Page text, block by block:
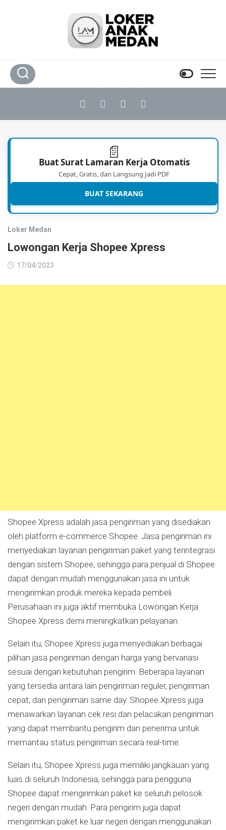
📄
Buat Surat Lamaran Kerja Otomatis
Cepat, Gratis, dan Langsung Jadi PDF
BUAT SEKARANG
Loker Medan
Lowongan Kerja Shopee Xpress
17/04/2023
Shopee Xpress adalah jasa pengiriman yang disediakan
oleh platform e-commerce Shopee. Jasa pengiriman ini
menyediakan layanan pengiriman paket yang terintegrasi
dengan sistem Shopee, sehingga para penjual di Shopee
dapat dengan mudah menggunakan jasa ini untuk
mengirimkan produk mereka kepada pembeli.
Perusahaan ini juga aktif membuka Lowongan Kerja
Shopee Xpress demi meningkatkan pelayanan.
Selain itu, Shopee Xpress juga menyediakan berbagai
pilihan jasa pengiriman dengan harga yang bervariasi
sesuai dengan kebutuhan pengirim. Beberapa layanan
yang tersedia antara lain pengiriman reguler, pengiriman
cepat, dan pengiriman same day. Shopee Xpress juga
menawarkan layanan cek resi dan pelacakan pengiriman
yang dapat membantu pengirim dan penerima untuk
memantau status pengiriman secara real-time.
Selain itu, Shopee Xpress juga memiliki jangkauan yang
luas di seluruh Indonesia, sehingga para pengguna
Shopee dapat mengirimkan paket ke seluruh pelosok
negeri dengan mudah. Para pengirim juga dapat
mengirimkan paket ke luar negeri dengan menggunakan